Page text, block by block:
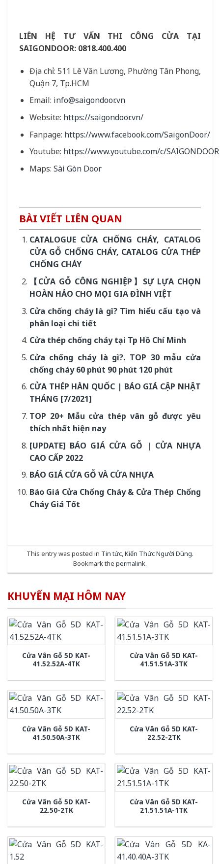
LIÊN HỆ TƯ VẤN THI CÔNG CỬA TẠI
SAIGONDOOR: 0818.400.400
Địa chỉ: 511 Lê Văn Lương, Phường Tân Phong,
Quận 7, Tp.HCM
Email: info@saigondoor.vn
Website: https://saigondoor.vn/
Fanpage: https://www.facebook.com/SaigonDoor/
Youtube: https://www.youtube.com/c/SAIGONDOOR
Maps: Sài Gòn Door
BÀI VIẾT LIÊN QUAN
CATALOGUE CỬA CHỐNG CHÁY, CATALOG
CỬA GỖ CHỐNG CHÁY, CATALOG CỬA THÉP
CHỐNG CHÁY
【CỬA GỖ CÔNG NGHIỆP】SỰ LỰA CHỌN
HOÀN HẢO CHO MỌI GIA ĐÌNH VIỆT
Cửa chống cháy là gì? Tìm hiểu cấu tạo và
phân loại chi tiết
Cửa thép chống cháy tại Tp Hồ Chí Minh
Cửa chống cháy là gì?. TOP 30 mẫu cửa
chống cháy 60 phút 90 phút 120 phút
CỬA THÉP HÀN QUỐC | BÁO GIÁ CẬP NHẬT
THÁNG [7/2021]
TOP 20+ Mẫu cửa thép vân gỗ được yêu
thích nhất hiện nay
[UPDATE] BÁO GIÁ CỬA GỖ | CỬA NHỰA
CAO CẤP 2022
BÁO GIÁ CỬA GỖ VÀ CỬA NHỰA
Báo Giá Cửa Chống Cháy & Cửa Thép Chống
Cháy Giá Tốt
This entry was posted in Tin tức,Kiến Thức Người Dùng.
Bookmark the permalink.
KHUYẾN MẠI HÔM NAY
Cửa Vân Gỗ 5D KAT-
41.52.52A-4TK
Cửa Vân Gỗ 5D KAT-
41.51.51A-3TK
Cửa Vân Gỗ 5D KAT-
41.50.50A-3TK
Cửa Vân Gỗ 5D KAT-
22.52-2TK
Cửa Vân Gỗ 5D KAT-
22.50-2TK
Cửa Vân Gỗ 5D KAT-
21.51.51A-1TK